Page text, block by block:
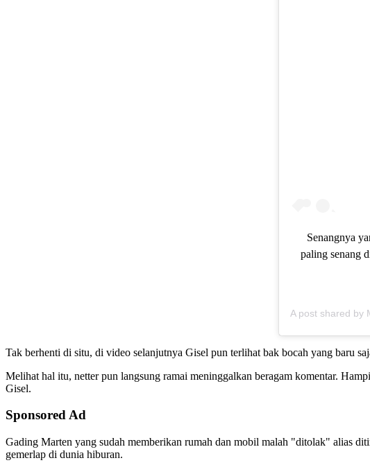
Senangnya
paling senang
A post shared by
Tak berhenti di situ, di video selanjutnya Gisel pun terlihat bak bocah yang baru
Melihat hal itu, netter pun langsung ramai meninggalkan beragam komentar.
Gisel.
Sponsored Ad
Gading Marten yang sudah memberikan rumah dan mobil malah "ditolak" alias
gemerlap di dunia hiburan.